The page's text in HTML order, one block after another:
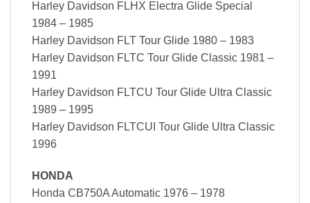
Harley Davidson FLHX Electra Glide Special
1984 – 1985
Harley Davidson FLT Tour Glide 1980 – 1983
Harley Davidson FLTC Tour Glide Classic 1981 –
1991
Harley Davidson FLTCU Tour Glide Ultra Classic
1989 – 1995
Harley Davidson FLTCUI Tour Glide Ultra Classic
1996
HONDA
Honda CB750A Automatic 1976 – 1978